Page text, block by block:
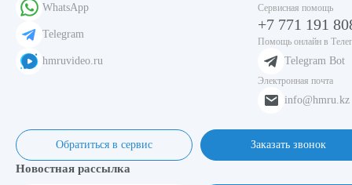
WhatsApp
Telegram
hmruvideo.ru
Сервисная помощь
+7 771 191
Помощь онлайн в
Telegram Bot
Электронная почта
info@hmru.kz
Обратиться в сервис Заказать звонок
Новостная рассылка